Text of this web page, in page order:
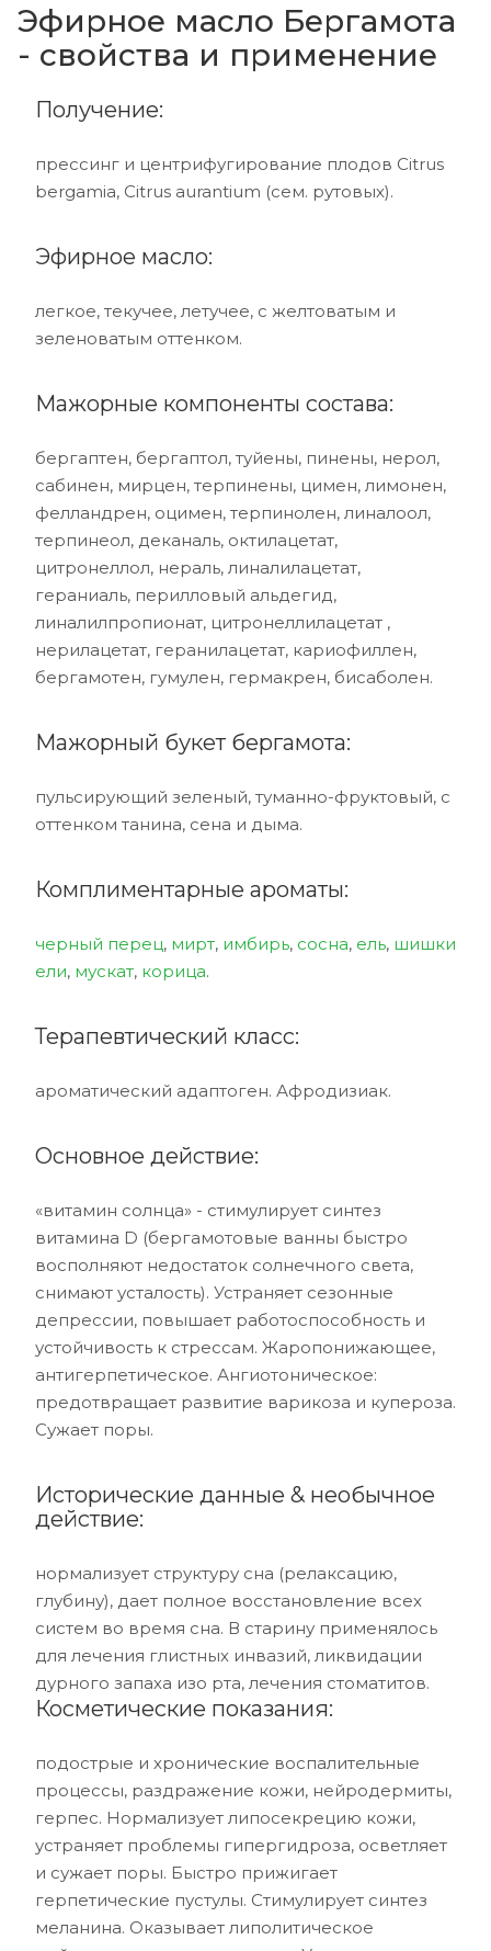
Эфирное масло Бергамота
- свойства и применение
Получение:
прессинг и центрифугирование плодов Citrus
bergamia, Citrus aurantium (сем. рутовых).
Эфирное масло:
легкое, текучее, летучее, с желтоватым и
зеленоватым оттенком.
Мажорные компоненты состава:
бергаптен, бергаптол, туйены, пинены, нерол,
сабинен, мирцен, терпинены, цимен, лимонен,
фелландрен, оцимен, терпинолен, линалоол,
терпинеол, деканаль, октилацетат,
цитронеллол, нераль, линалилацетат,
гераниаль, перилловый альдегид,
линалилпропионат, цитронеллилацетат ,
нерилацетат, геранилацетат, кариофиллен,
бергамотен, гумулен, гермакрен, бисаболен.
Мажорный букет бергамота:
пульсирующий зеленый, туманно-фруктовый, с
оттенком танина, сена и дыма.
Комплиментарные ароматы:
черный перец, мирт, имбирь, сосна, ель, шишки
ели, мускат, корица.
Терапевтический класс:
ароматический адаптоген. Афродизиак.
Основное действие:
«витамин солнца» - стимулирует синтез
витамина D (бергамотовые ванны быстро
восполняют недостаток солнечного света,
снимают усталость). Устраняет сезонные
депрессии, повышает работоспособность и
устойчивость к стрессам. Жаропонижающее,
антигерпетическое. Ангиотоническое:
предотвращает развитие варикоза и купероза.
Сужает поры.
Исторические данные & необычное
действие:
нормализует структуру сна (релаксацию,
глубину), дает полное восстановление всех
систем во время сна. В старину применялось
для лечения глистных инвазий, ликвидации
дурного запаха изо рта, лечения стоматитов.
Косметические показания:
подострые и хронические воспалительные
процессы, раздражение кожи, нейродермиты,
герпес. Нормализует липосекрецию кожи,
устраняет проблемы гипергидроза, осветляет
и сужает поры. Быстро прижигает
герпетические пустулы. Стимулирует синтез
меланина. Оказывает липолитическое